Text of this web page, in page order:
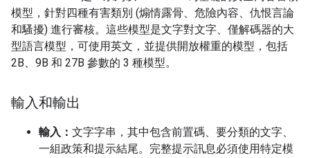
模型，針對四種有害類別 (煽情露骨、危險內容、仇恨言論
和騷擾) 進行審核。這些模型是文字對文字、僅解碼器的大
型語言模型，可使用英文，並提供開放權重的模型，包括
2B、9B 和 27B 參數的 3 種模型。
輸入和輸出
輸入： 文字字串，其中包含前置碼、要分類的文字、
一組政策和提示結尾。完整提示訊息必須使用特定模